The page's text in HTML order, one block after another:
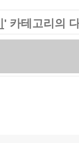
' 카테고리의